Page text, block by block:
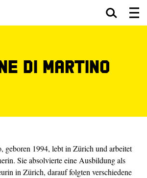
Di Martino
geboren 1994, lebt in Zürich und arbeitet
Sie absolvierte eine Ausbildung als
in Zürich, darauf folgten verschiedene